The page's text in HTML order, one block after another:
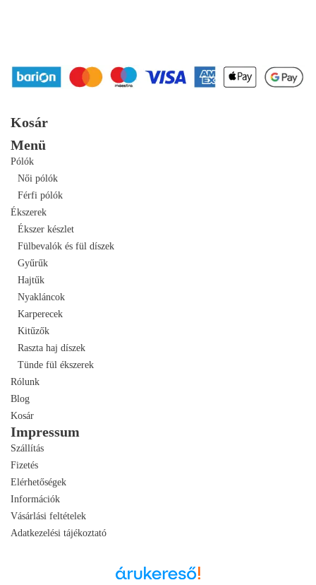
Kosár
Menü
Pólók
Női pólók
Férfi pólók
Ékszerek
Ékszer készlet
Fülbevalók és fül díszek
Gyűrűk
Hajtűk
Nyakláncok
Karperecek
Kitűzők
Raszta haj díszek
Tünde fül ékszerek
Rólunk
Blog
Kosár
Impressum
Szállítás
Fizetés
Elérhetőségek
Információk
Vásárlási feltételek
Adatkezelési tájékoztató